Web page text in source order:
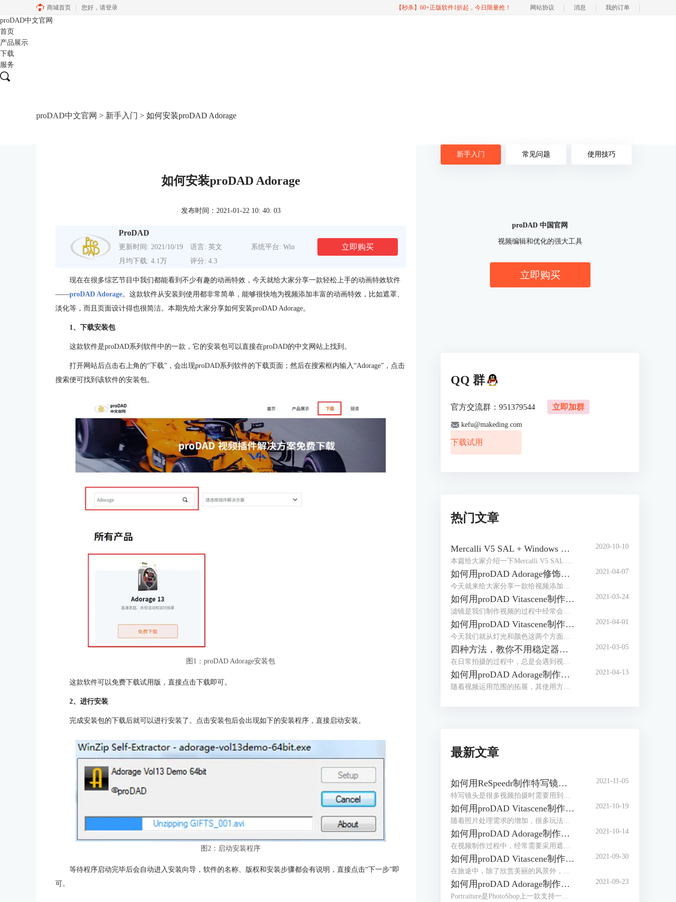
商城首页 您好， 请登录 【秒杀】60+正版软件1折起，今日限量抢！ 网站协议 消息 我的订单
proDAD中文官网
首页
产品展示
下载
服务
proDAD中文官网 > 新手入门 > 如何安装proDAD Adorage
如何安装proDAD Adorage
发布时间：2021-01-22 10: 40: 03
ProDAD
更新时间: 2021/10/19 语言: 英文
系统平台: Win
月均下载: 4.1万
评分: 4.3
立即购买
现在在很多综艺节目中我们都能看到不少有趣的动画特效，今天就给大家分享一款轻松上手的动画特效软件
——proDAD Adorage。这款软件从安装到使用都非常简单，能够很快地为视频添加丰富的动画特效，比如遮罩、
淡化等，而且页面设计得也很简洁。本期先给大家分享如何安装proDAD Adorage。
1、下载安装包
这款软件是proDAD系列软件中的一款，它的安装包可以直接在proDAD的中文网站上找到。
打开网站后点击右上角的“下载”，会出现proDAD系列软件的下载页面；然后在搜索框内输入“Adorage”，点击
搜索便可找到该软件的安装包。
图1：proDAD Adorage安装包
这款软件可以免费下载试用版，直接点击下载即可。
2、进行安装
完成安装包的下载后就可以进行安装了。点击安装包后会出现如下的安装程序，直接启动安装。
图2：启动安装程序
等待程序启动完毕后会自动进入安装向导，软件的名称、版权和安装步骤都会有说明，直接点击“下一步”即
可。
新手入门 常见问题 使用技巧
proDAD 中国官网
视频编辑和优化的强大工具
立即购买
QQ 群
官方交流群：951379544 立即加群
kefu@makeding.com
下载试用
热门文章
Mercalli V5 SAL + Windows 安装激活教程
本篇给大家介绍一下Mercalli V5 SAL + Windows 这款非常实用的视频防抖稳定器的安装以及激活相关的教程，有需要的小伙伴们可以进行参考。
2020-10-10
如何用proDAD Adorage修饰视频？
今天就来给大家分享一款给视频添加边框和转场的软件——proDAD Adorage。这款软件有丰富的修饰元素和转场样式，功能多样操作也比较简单。
2021-04-07
如何用proDAD Vitascene制作遮罩效果
滤镜是我们制作视频的过程中经常会用到的美化方式，它可以十分轻松地给视频加上不同的“外衣”，让视频呈现出多样的效果，带来不一样的视觉感受。 遮罩效果便是滤镜中常用的一种，很多人在制作视频时都会进行遮罩处理，让画面在视觉上形成对比和变化，产生更加丰富的层次感。
2021-03-24
如何用proDAD Vitascene制作电影感视频
今天我们就从灯光和颜色这两个方面，通过后期添加滤镜的方式，来增加画面的电影感。分享一款很适合的软件——proDAD Vitascene。这款软件是proDAD系列软件中的一款，有丰富的滤镜和转场特效可供选择，带来不一样的视觉感受。
2021-04-01
四种方法，教你不用稳定器也能得到平滑的视频画面！
在日常拍摄的过程中，总是会遇到视频抖动的问题，不仅会给拍摄带来麻烦，同时视频画面的视觉效果也不好。 于是，很多人会选择用稳定器或者麒麟臂等辅助工具来进行拍摄，但对于很多摄影小白来说，并不一定需要频繁拍摄，所以稳定器购入的必要性不大。
2021-03-05
如何用proDAD Adorage制作画中画效果？
随着视频运用范围的拓展，其使用方式也越来越丰富。单一的视频画面有时并不能满足某些需求，于是便出现了分屏画面、画中画等。
2021-04-13
最新文章
如何用ReSpeedr制作特写镜头的慢动作？
特写镜头是很多视频拍摄时需要用到的拍摄方法，通过特写来展现人物或事物的特点，而当特写镜头遇上慢动作，则会带来不一样的视觉感受。
2021-11-05
如何用proDAD Vitascene制作动漫效果的照片？
随着照片处理需求的增加，很多玩法逐步被解锁，比如给照片添加贴纸、制作动漫效果的照片等。
2021-10-19
如何用proDAD Adorage制作星星遮罩效果？
在视频制作过程中，经常需要采用遮罩来突出某一部分的画面，遮罩的形状和运用方法各不相同，带来的效果也不一样。
2021-10-14
如何用proDAD Vitascene制作旅行日记？
在旅途中，除了欣赏美丽的风景外，还有一件很重要的事情就是拍照，用照片来记录愉快的旅途，在旅途结束后制作一个旅行日记更好地收藏回忆
2021-09-30
如何用proDAD Adorage制作视频相册？
Portraiture是PhotoShop上一款支持一键皮肤平滑和效果增强的磨皮插件，这款磨皮插件主要针对人像进行皮肤修饰、磨皮润色等处理，同时保留皮肤纹理和重要的人像细节，功能十分强大。
2021-09-23